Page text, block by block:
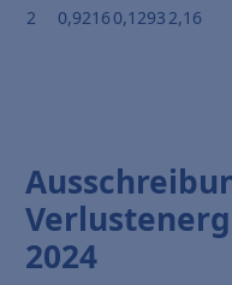
2
0,9216 0,1293 2,16
2024